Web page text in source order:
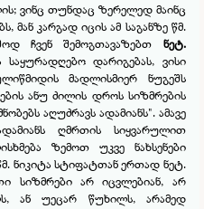
ვინც თუნდაც ზერელედ მაინც
მან კარგად იცის ამ საგანზე წმ.
ჩვენ შემოგთავაზებთ
ნეტ.
დარიგებას, ვისი
მადლისმიერ ნუგეშს
ანუ ძილის დროს სიზმრების
აღუძრავს ადამიანს". ამავე
ღმრთის სიყვარულით
ზემოთ უკვე ნახსენები
ნიკიტა სტიფატთან ერთად ნეტ.
სიზმრები არ იცვლებიან, არ
ან უეცარ წუხილს, არამედ